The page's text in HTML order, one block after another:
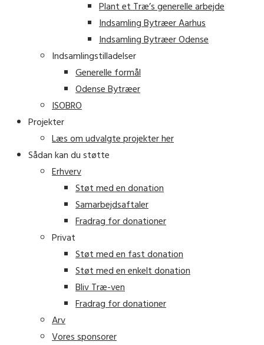
Plant et Træ’s generelle arbejde
Indsamling Bytræer Aarhus
Indsamling Bytræer Odense
Indsamlingstilladelser
Generelle formål
Odense Bytræer
ISOBRO
Projekter
Læs om udvalgte projekter her
Sådan kan du støtte
Erhverv
Støt med en donation
Samarbejdsaftaler
Fradrag for donationer
Privat
Støt med en fast donation
Støt med en enkelt donation
Bliv Træ-ven
Fradrag for donationer
Arv
Vores sponsorer